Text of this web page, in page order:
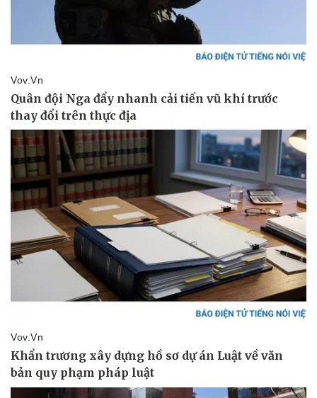
Quân sự - Quốc phòng
Vũ khí
Việt Nam